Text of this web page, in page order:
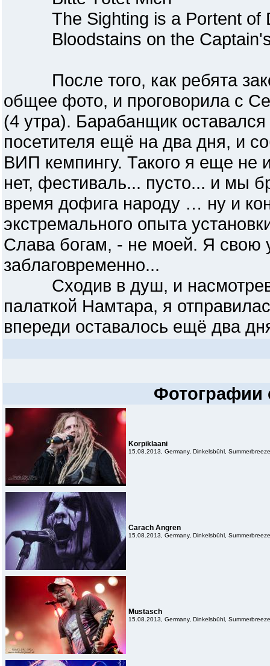
The Sighting is a Portent of
Bloodstains on the
После того, как ребята
общее фото, и проговорила с
(4 утра). Барабанщик
посетителя ещё на два дня, и
ВИП кемпингу. Такого я еще не
нет, фестиваль... пусто... и мы
время дофига народу … ну и
экстремального опыта
Слава богам, - не моей. Я свою
заблаговременно...
Сходив в душ, и
палаткой Намтара, я
впереди оставалось ещё два
Фотографии
Korpiklaani
15.08.2013, Germany, Dinkelsbühl,
Carach Angren
15.08.2013, Germany, Dinkelsbühl,
Mustasch
15.08.2013, Germany, Dinkelsbühl,